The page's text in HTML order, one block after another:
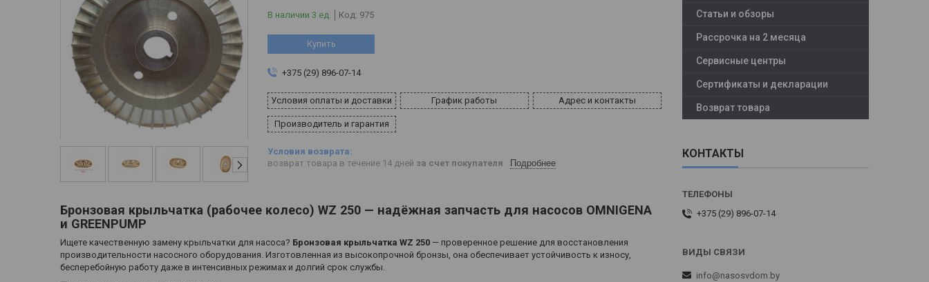
В наличии 3 ед. Код: 975
Купить
+375 (29) 896-07-14
Условия оплаты и доставки График работы Адрес и контакты
Производитель и гарантия
возврат товара в течение 14 дней за счет покупателя Подробнее
Бронзовая крыльчатка (рабочее колесо) WZ 250 — надёжная запчасть для насосов OMNIGENA
и GREENPUMP
Ищете качественную замену крыльчатки для насоса? Бронзовая крыльчатка WZ 250 — проверенное решение для восстановления
производительности насосного оборудования. Изготовленная из высокопрочной бронзы, она обеспечивает устойчивость к износу,
бесперебойную работу даже в интенсивных режимах и долгий срок службы.
Статьи и обзоры
Рассрочка на 2 месяца
Сервисные центры
Сертификаты и декларации
Возврат товара
КОНТАКТЫ
+375 (29) 896-07-14
info@nasosvdom.by